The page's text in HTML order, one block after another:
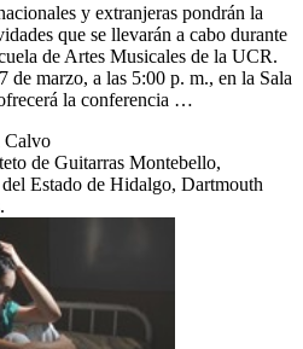
y extranjeras pondrán la
que se llevarán a cabo durante
de Artes Musicales de la UCR.
de marzo, a las 5:00 p. m., en la Sala
la conferencia …
Calvo
de Guitarras Montebello,
Estado de Hidalgo, Dartmouth